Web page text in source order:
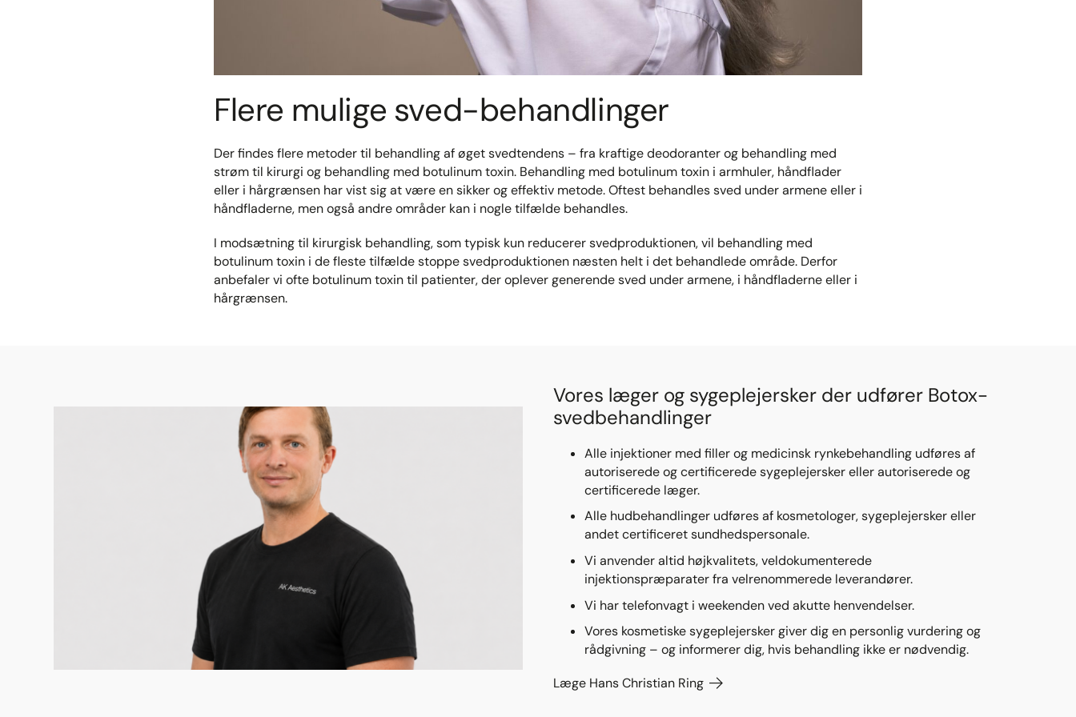
Flere mulige sved-behandlinger
Der findes flere metoder til behandling af øget svedtendens – fra kraftige deodoranter og behandling med
strøm til kirurgi og behandling med botulinum toxin. Behandling med botulinum toxin i armhuler, håndflader
eller i hårgrænsen har vist sig at være en sikker og effektiv metode. Oftest behandles sved under armene eller i
håndfladerne, men også andre områder kan i nogle tilfælde behandles.
I modsætning til kirurgisk behandling, som typisk kun reducerer svedproduktionen, vil behandling med
botulinum toxin i de fleste tilfælde stoppe svedproduktionen næsten helt i det behandlede område. Derfor
anbefaler vi ofte botulinum toxin til patienter, der oplever generende sved under armene, i håndfladerne eller i
hårgrænsen.
Vores læger og sygeplejersker der udfører Botox-
svedbehandlinger
Alle injektioner med filler og medicinsk rynkebehandling udføres af
autoriserede og certificerede sygeplejersker eller autoriserede og
certificerede læger.
Alle hudbehandlinger udføres af kosmetologer, sygeplejersker eller
andet certificeret sundhedspersonale.
Vi anvender altid højkvalitets, veldokumenterede
injektionspræparater fra velrenommerede leverandører.
Vi har telefonvagt i weekenden ved akutte henvendelser.
Vores kosmetiske sygeplejersker giver dig en personlig vurdering og
rådgivning – og informerer dig, hvis behandling ikke er nødvendig.
Læge Hans Christian Ring